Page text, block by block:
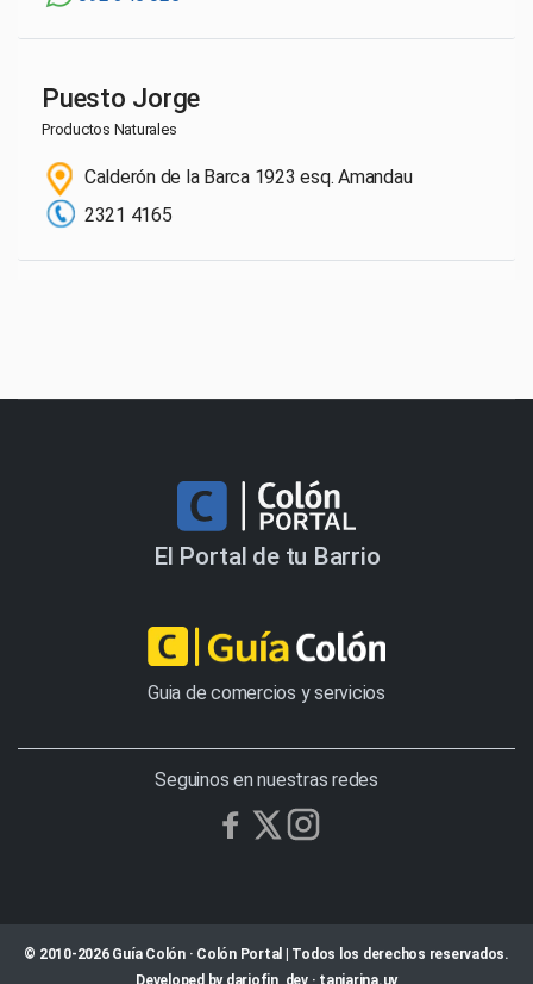
Puesto Jorge
Productos Naturales
Calderón de la Barca 1923 esq. Amandau
2321 4165
El Portal de tu Barrio
Guia de comercios y servicios
Seguinos en nuestras redes
© 2010-2026 Guía Colón · Colón Portal | Todos los derechos reservados.